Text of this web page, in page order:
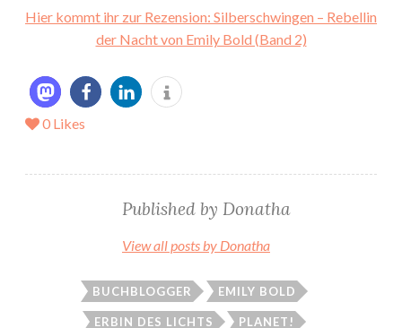
Hier kommt ihr zur Rezension: Silberschwingen – Rebellin
der Nacht von Emily Bold (Band 2)
0 Likes
Published by Donatha
View all posts by Donatha
BUCHBLOGGER EMILY BOLD
ERBIN DES LICHTS PLANET!